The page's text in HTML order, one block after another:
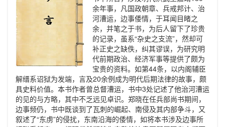
余年事，凡国政朝章、兵戒邦计、治
河漕运，边事倭情，于耳闻目睹之
余，并笔之于书，为后人留下了珍贵
的记录，虽系“杂史之支流”，然却可
补正史之缺佚，纠其谬误，为研究明
代前期政治、经济军事等提供了颇为
宝贵的资料。如第44条，以内阁辅臣
解缙系诏狱为发端，言及20余例成为明代后期法律的故事，颇
具史料价值。本书作者曾总督漕运，书中3处记述了他治河漕运
的见的与方略，其中不乏远见卓识。郑晓在任兵部尚书期间，
边事频仍，书中既谈到了瓦刺的崛起、南侵及其内部争斗，又
叙述了“东虏”的侵扰，东南沿海的倭情，如将本书涉及边事所